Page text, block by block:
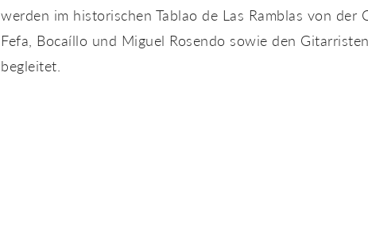
werden im historischen Tablao de Las Ramblas von
Fefa, Bocaíllo und Miguel Rosendo sowie den
begleitet.